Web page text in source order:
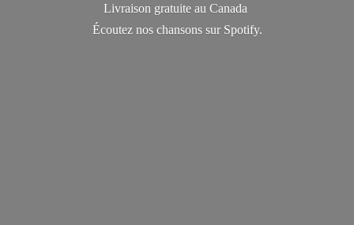
Livraison gratuite au Canada
Écoutez nos chansons sur Spotify.